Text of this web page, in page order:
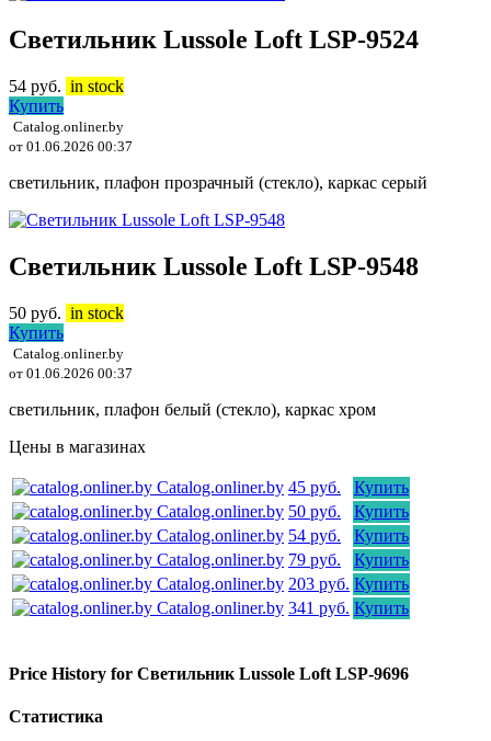
Светильник Lussole Loft LSP-9524
54 руб. in stock
Купить
Catalog.onliner.by
от 01.06.2026 00:37
светильник, плафон прозрачный (стекло), каркас серый
Светильник Lussole Loft LSP-9548
50 руб. in stock
Купить
Catalog.onliner.by
от 01.06.2026 00:37
светильник, плафон белый (стекло), каркас хром
Цены в магазинах
Catalog.onliner.by 45 руб.
Купить
Catalog.onliner.by 50 руб.
Купить
Catalog.onliner.by 54 руб.
Купить
Catalog.onliner.by 79 руб.
Купить
Catalog.onliner.by 203 руб. Купить
Catalog.onliner.by 341 руб. Купить
Price History for Светильник Lussole Loft LSP-9696
Статистика